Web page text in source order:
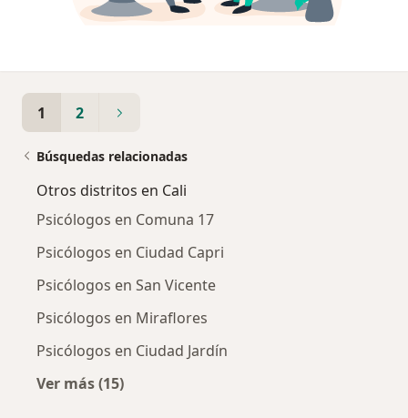
1 2
Búsquedas relacionadas
Otros distritos en Cali
Psicólogos en Comuna 17
Psicólogos en Ciudad Capri
Psicólogos en San Vicente
Psicólogos en Miraflores
Psicólogos en Ciudad Jardín
Ver más (15)